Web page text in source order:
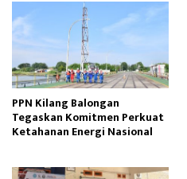
PPN Kilang Balongan
Tegaskan Komitmen Perkuat
Ketahanan Energi Nasional